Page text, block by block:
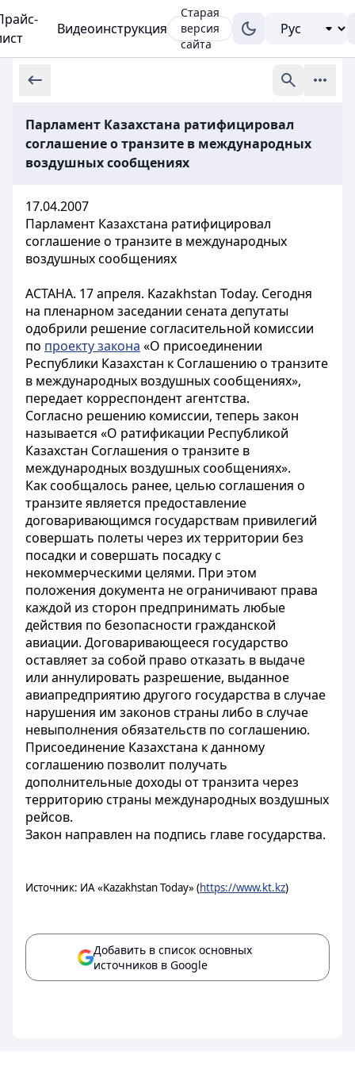
Видеоинструкция
Старая
версия
сайта
Парламент Казахстана ратифицировал
соглашение о транзите в международных
воздушных сообщениях
17.04.2007
Парламент Казахстана ратифицировал
соглашение о транзите в международных
воздушных сообщениях
АСТАНА. 17 апреля. Kazakhstan Today. Сегодня
на пленарном заседании сената депутаты
одобрили решение согласительной комиссии
по проекту закона «О присоединении
Республики Казахстан к Соглашению о транзите
в международных воздушных сообщениях»,
передает корреспондент агентства.
Согласно решению комиссии, теперь закон
называется «О ратификации Республикой
Казахстан Соглашения о транзите в
международных воздушных сообщениях».
Как сообщалось ранее, целью соглашения о
транзите является предоставление
договаривающимся государствам привилегий
совершать полеты через их территории без
посадки и совершать посадку с
некоммерческими целями. При этом
положения документа не ограничивают права
каждой из сторон предпринимать любые
действия по безопасности гражданской
авиации. Договаривающееся государство
оставляет за собой право отказать в выдаче
или аннулировать разрешение, выданное
авиапредприятию другого государства в случае
нарушения им законов страны либо в случае
невыполнения обязательств по соглашению.
Присоединение Казахстана к данному
соглашению позволит получать
дополнительные доходы от транзита через
территорию страны международных воздушных
рейсов.
Закон направлен на подпись главе государства.
Источник: ИА «Kazakhstan Today» (https://www.kt.kz)
Добавить в список основных
источников в Google